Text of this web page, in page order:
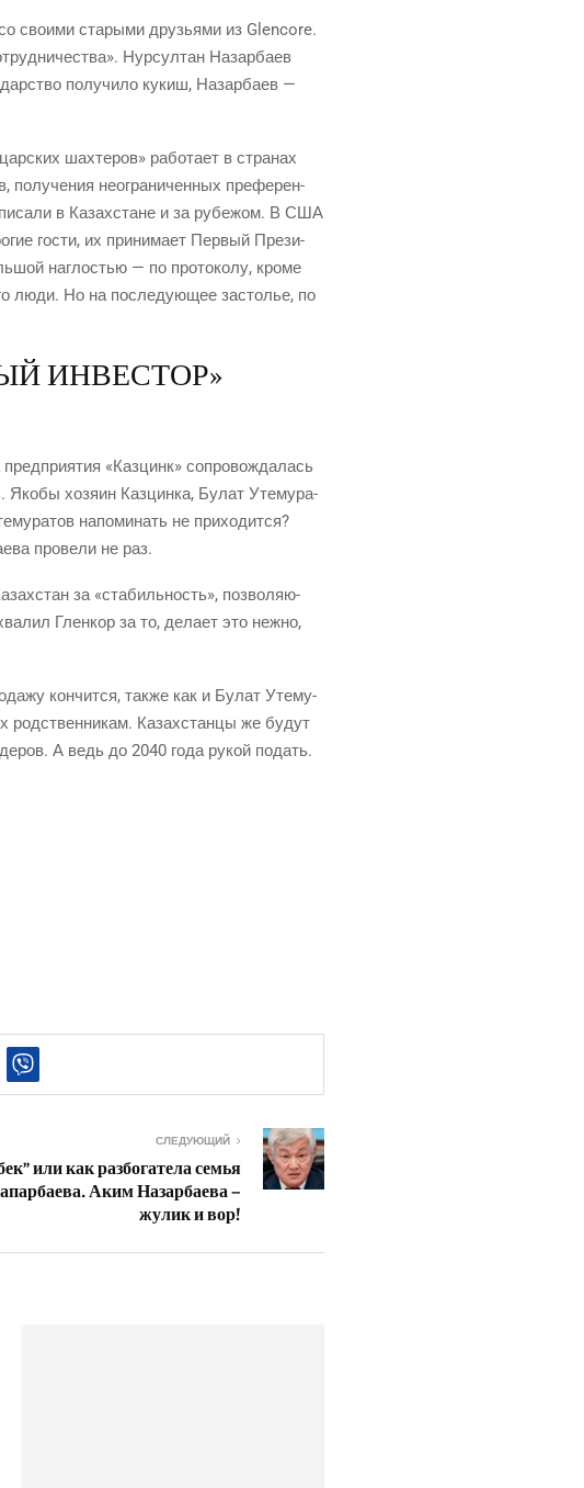
сво­и­ми ста­ры­ми дру­зья­ми из Glencore.
Нур­сул­тан Назар­ба­ев
полу­чи­ло кукиш, Назар­ба­ев —
шах­те­ров» рабо­та­ет в стра­нах
полу­че­ния неогра­ни­чен­ных пре­фе­рен­
в Казах­стане и за рубе­жом. В США
гости, их при­ни­ма­ет Пер­вый Пре­зи­
наг­ло­стью — по про­то­ко­лу, кро­ме
люди. Но на после­ду­ю­щее засто­лье, по
ИНВЕСТОР»
«Каз­цинк» сопро­вож­да­лась
Яко­бы хозя­ин Каз­цин­ка, Булат Уте­му­ра­
напо­ми­нать не при­хо­дит­ся?
про­ве­ли не раз.
за «ста­биль­ность», поз­во­ля­ю­
Глен­кор за то, дела­ет это неж­но,
кон­чит­ся, так­же как и Булат Уте­му­
род­ствен­ни­кам. Казах­стан­цы же будут
А ведь до 2040 года рукой подать.
СЛЕДУЮЩИЙ
или как разбогатела семья
Аким Назарбаева –
жулик и вор!